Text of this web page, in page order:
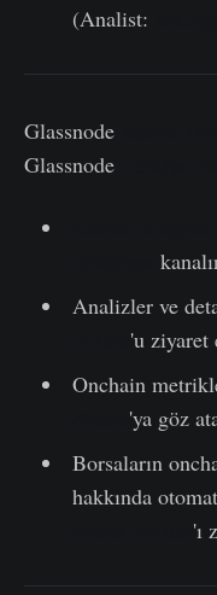
(Analist:
Glassnode
Glassnode
Analizler ve
'u
Onchain
'ya göz
Borsaların
hakkında
'ı